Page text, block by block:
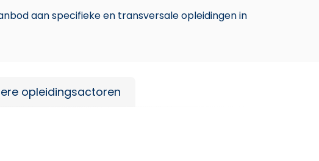
aan specifieke en transversale opleidingen in
opleidingsactoren